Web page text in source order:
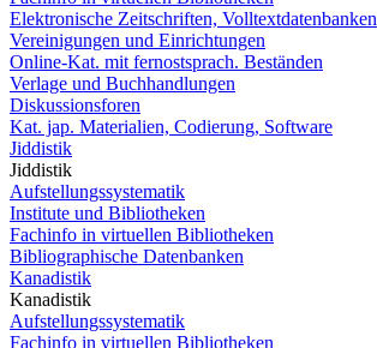
Elektronische Zeitschriften, Volltextdatenbanken
Vereinigungen und Einrichtungen
Online-Kat. mit fernostsprach. Beständen
Verlage und Buchhandlungen
Diskussionsforen
Kat. jap. Materialien, Codierung, Software
Jiddistik
Jiddistik
Aufstellungssystematik
Institute und Bibliotheken
Fachinfo in virtuellen Bibliotheken
Bibliographische Datenbanken
Kanadistik
Kanadistik
Aufstellungssystematik
Fachinfo in virtuellen Bibliotheken